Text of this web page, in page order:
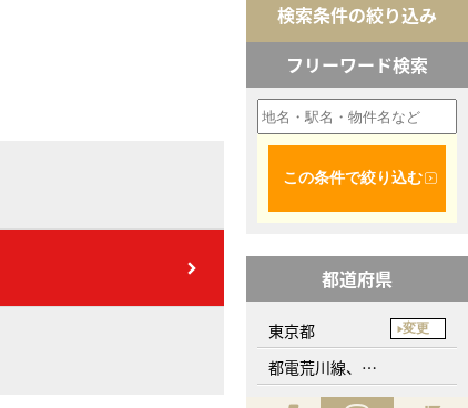
検索条件の絞り込み
フリーワード検索
この条件で絞り込む
都道府県
東京都 変更
都電荒川線、栄町駅